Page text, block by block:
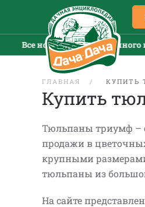
интеллекта →
ГЛАВНАЯ КУПИТЬ
Купить
Тюльпаны триумф –
продажи в
крупными
тюльпаны из
На сайте